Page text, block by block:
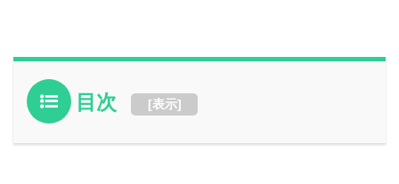
目次 [表示]